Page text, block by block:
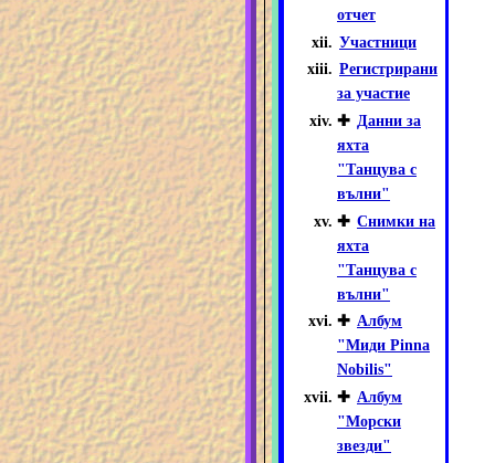
отчет
Участници
Регистрирани
за участие
✚ Данни за
яхта
"Танцува с
вълни"
✚ Снимки на
яхта
"Танцува с
вълни"
✚ Албум
"Миди Pinna
Nobilis"
✚ Албум
"Морски
звезди"